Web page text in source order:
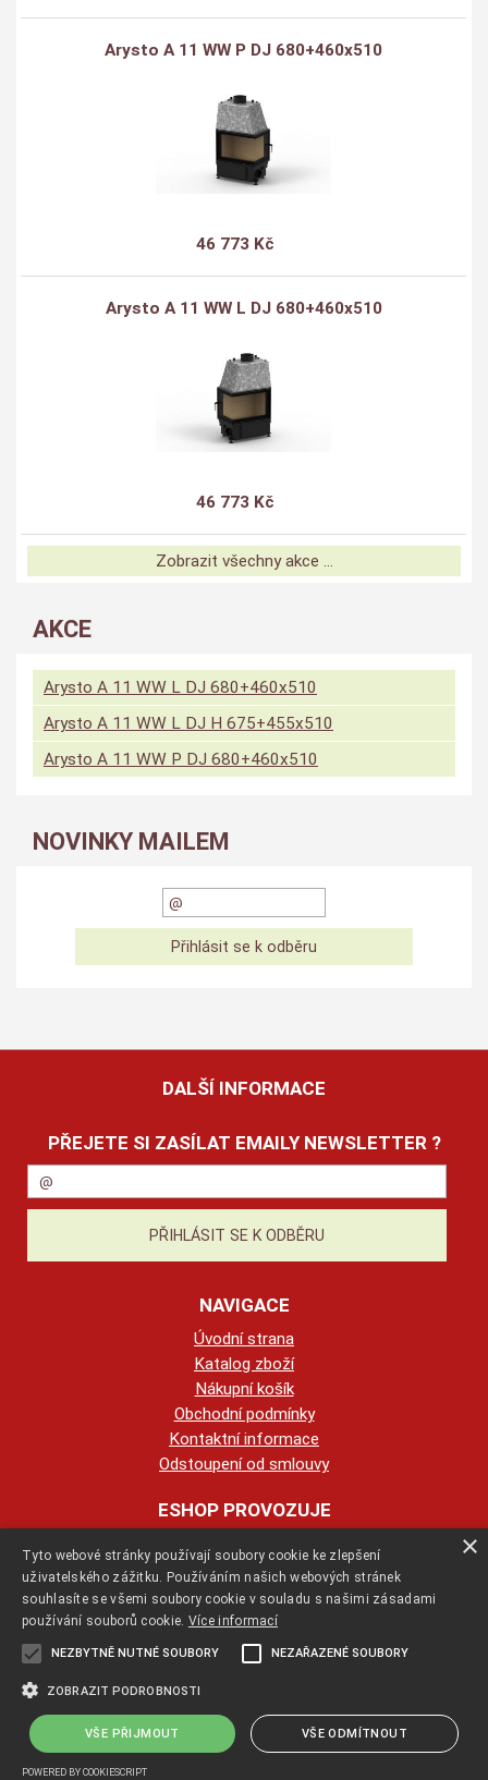
Arysto A 11 WW P DJ 680+460x510
46 773 Kč
Arysto A 11 WW L DJ 680+460x510
46 773 Kč
Zobrazit všechny akce ...
AKCE
Arysto A 11 WW L DJ 680+460x510
Arysto A 11 WW L DJ H 675+455x510
Arysto A 11 WW P DJ 680+460x510
NOVINKY MAILEM
DALŠÍ INFORMACE
PŘEJETE SI ZASÍLAT EMAILY NEWSLETTER ?
NAVIGACE
Úvodní strana
Katalog zboží
Nákupní košík
Obchodní podmínky
Kontaktní informace
Odstoupení od smlouvy
ESHOP PROVOZUJE
123KRBY s.r.o.
+420 774 422 239
info@123krby.cz
Copyright ©jak-se-stavi-krb.cz,provozováno na systémutvorba e-
shopu
×
Tyto webové stránky používají soubory cookie ke zlepšení
uživatelského zážitku. Používáním našich webových stránek
souhlasíte se všemi soubory cookie v souladu s našimi zásadami
používání souborů cookie. Více informací
NEZBYTNĚ NUTNÉ SOUBORY NEZAŘAZENÉ SOUBORY
ZOBRAZIT PODROBNOSTI
VŠE PŘIJMOUT VŠE ODMÍTNOUT
POWERED BY COOKIESCRIPT